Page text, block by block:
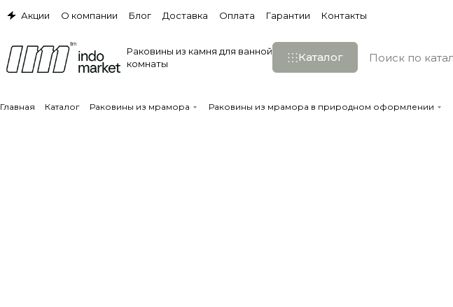
Акции О компании Блог Доставка Оплата Гарантии Контакты
Раковины из камня для ванной
комнаты
Каталог
Главная Каталог Раковины из мрамора Раковины из мрамора в природном оформлении